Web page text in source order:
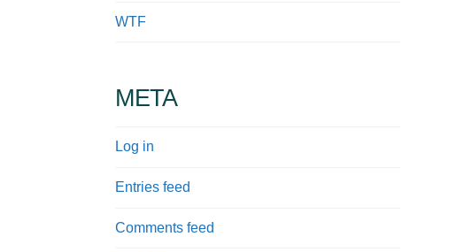
WTF
META
Log in
Entries feed
Comments feed